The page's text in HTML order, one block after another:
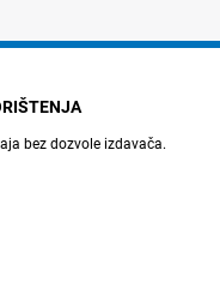
bez dozvole izdavača.